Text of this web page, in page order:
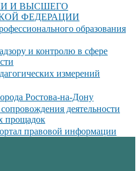
И ВЫСШЕГО
ФЕДЕРАЦИИ
образования
и контролю в сфере
измерений
Ростова-на-Дону
деятельности
прощадок
правовой информации